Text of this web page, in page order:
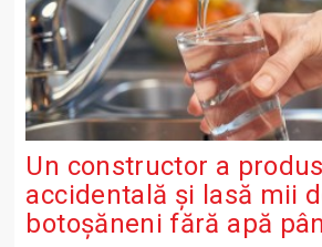
Un constructor a
accidentală și lasă mii
botoșăneni fără apă